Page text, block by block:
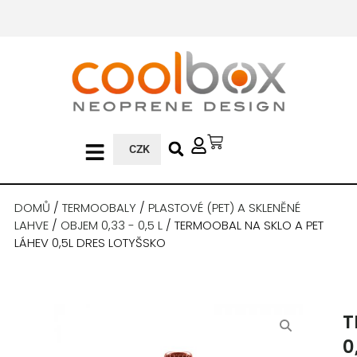
CZK
DOMŮ / TERMOOBALY / PLASTOVÉ (PET) A SKLENĚNÉ
LAHVE/ OBJEM 0,33 - 0,5 L/ TERMOOBAL NA SKLO A PET
LÁHEV 0,5L DRES LOTYŠSKO